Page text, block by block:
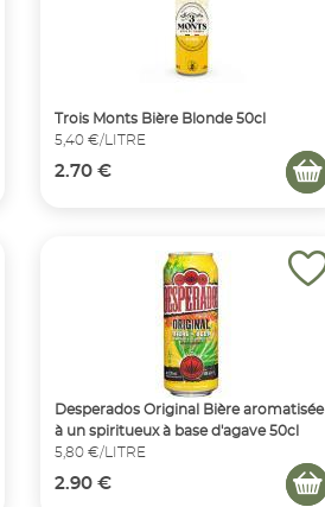
Trois Monts Bière Blonde 50cl
5,40 €/LITRE
2.70 €
Desperados Original Bière aromatisée
à un spiritueux à base d'agave 50cl
5,80 €/LITRE
2.90 €